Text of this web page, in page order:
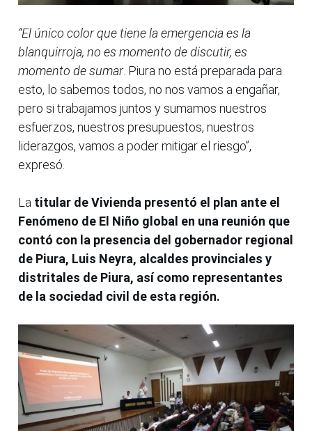
“El único color que tiene la emergencia es la
blanquirroja, no es momento de discutir, es
momento de sumar. Piura no está preparada para
esto, lo sabemos todos, no nos vamos a engañar,
pero si trabajamos juntos y sumamos nuestros
esfuerzos, nuestros presupuestos, nuestros
liderazgos, vamos a poder mitigar el riesgo”,
expresó.
La titular de Vivienda presentó el plan ante el
Fenómeno de El Niño global en una reunión que
contó con la presencia del gobernador regional
de Piura, Luis Neyra, alcaldes provinciales y
distritales de Piura, así como representantes
de la sociedad civil de esta región.